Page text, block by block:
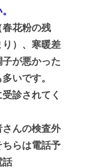
花粉の残
り）、寒暖差
が悪かった
いです。
診されてく
さんの検査外
らは電話予
話